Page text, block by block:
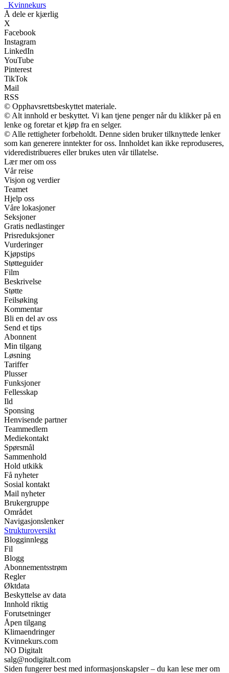
Kvinnekurs
Å dele er kjærlig
X
Facebook
Instagram
LinkedIn
YouTube
Pinterest
TikTok
Mail
RSS
© Opphavsrettsbeskyttet materiale.
© Alt innhold er beskyttet. Vi kan tjene penger når du klikker på en
lenke og foretar et kjøp fra en selger.
© Alle rettigheter forbeholdt. Denne siden bruker tilknyttede lenker
som kan generere inntekter for oss. Innholdet kan ikke reproduseres,
videredistribueres eller brukes uten vår tillatelse.
Lær mer om oss
Vår reise
Visjon og verdier
Teamet
Hjelp oss
Våre lokasjoner
Seksjoner
Gratis nedlastinger
Prisreduksjoner
Vurderinger
Kjøpstips
Støtteguider
Film
Beskrivelse
Støtte
Feilsøking
Kommentar
Bli en del av oss
Send et tips
Abonnent
Min tilgang
Løsning
Tariffer
Plusser
Funksjoner
Fellesskap
Ild
Sponsing
Henvisende partner
Teammedlem
Mediekontakt
Spørsmål
Sammenhold
Hold utkikk
Få nyheter
Sosial kontakt
Mail nyheter
Brukergruppe
Området
Navigasjonslenker
Strukturoversikt
Blogginnlegg
Fil
Blogg
Abonnementsstrøm
Regler
Øktdata
Beskyttelse av data
Innhold riktig
Forutsetninger
Åpen tilgang
Klimaendringer
Kvinnekurs.com
NO Digitalt
salg@nodigitalt.com
Siden fungerer best med informasjonskapsler – du kan lese mer om